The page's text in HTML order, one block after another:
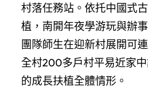
村落任務站。依托中國式
植，南開年夜學游玩與辦
團隊師生在迎新村展開可
全村200多戶村平易近家
的成長扶植全體情形。